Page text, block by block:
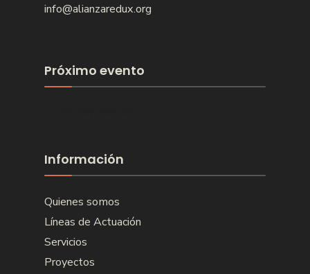
info@alianzaredux.org
Próximo evento
Información
Quienes somos
Líneas de Actuación
Servicios
Proyectos